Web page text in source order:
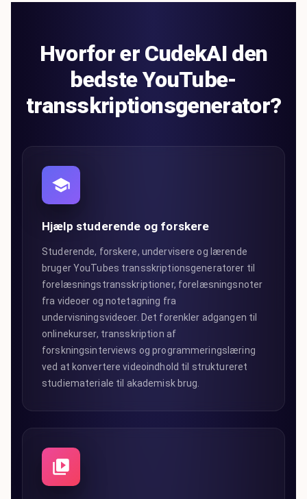
Hvorfor er CudekAI den
bedste YouTube-
transskriptionsgenerator?
Hjælp studerende og forskere
Studerende, forskere, undervisere og lærende
bruger YouTubes transskriptionsgeneratorer til
forelæsningstransskriptioner, forelæsningsnoter
fra videoer og notetagning fra
undervisningsvideoer. Det forenkler adgangen til
onlinekurser, transskription af
forskningsinterviews og programmeringslæring
ved at konvertere videoindhold til struktureret
studiemateriale til akademisk brug.